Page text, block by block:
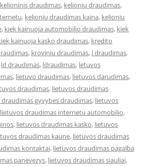
kelioninis draudimas, kelioniu draudimas,
, kelionių draudimas kaina, kelioniu
, kiek kainuoja automobilio draudimas, kiek
kainuoja kasko draudimas, kredito
, kroviniu draudimas, l draudimas,
ld draudimas, ldraudimas, letuvos
, lietuvo draudimas, lietuvos darudimas,
draudimas, lietuvos draudimas
gyvybes draudimas, lietuvos
lietuvos draudimas internetu automobilio,
, lietuvos draudimas kasko, lietuvos
draudimas kaune, lietuvos draudimas
kontaktai, lietuvos draudimas pagalba
panevezys, lietuvos draudimas siauliai,